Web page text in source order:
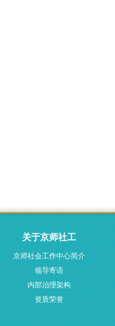
关于京师社工
京师社会工作中心简介
领导寄语
内部治理架构
资质荣誉